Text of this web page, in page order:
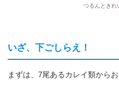
つるんときれ
いざ、下ごしらえ！
まずは、7尾あるカレイ類からお